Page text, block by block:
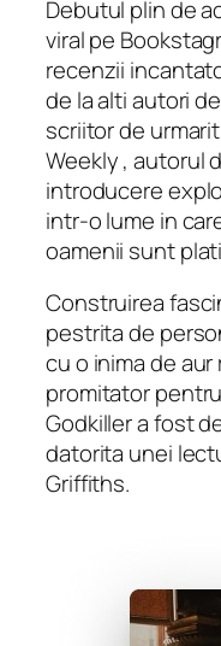
Debutul plin de
viral pe
recenzii
de la alti autori
scriitor de
Weekly, autorul
introducere
intr-o lume in
oamenii sunt
Construirea
pestrita de
cu o inima de
promitator
Godkillera fost
datorita unei
Griffiths.